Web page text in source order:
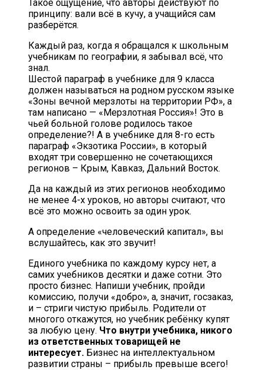
Такое ощущение, что авторы действуют по
принципу: вали всё в кучу, а учащийся сам
разберётся.
Каждый раз, когда я обращался к школьным
учебникам по географии, я забывал всё, что
знал.
Шестой параграф в учебнике для 9 класса
должен называться на родном русском языке
«Зоны вечной мерзлоты на территории РФ», а
там написано — «Мерзлотная Россия»! Это в
чьей больной голове родилось такое
определение?! А в учебнике для 8-го есть
параграф «Экзотика России», в который
входят три совершенно не сочетающихся
регионов – Крым, Кавказ, Дальний Восток.
Да на каждый из этих регионов необходимо
не менее 4-х уроков, но авторы считают, что
всё это можно освоить за один урок.
А определение «человеческий капитал», вы
вслушайтесь, как это звучит!
Единого учебника по каждому курсу нет, а
самих учебников десятки и даже сотни. Это
просто бизнес. Напиши учебник, пройди
комиссию, получи «добро», а, значит, госзаказ,
и – стриги чистую прибыль. Родители от
многого откажутся, но учебник ребёнку купят
за любую цену. Что внутри учебника, никого
из ответственных товарищей не
интересует. Бизнес на интеллектуальном
развитии страны – прибыль превыше всего!